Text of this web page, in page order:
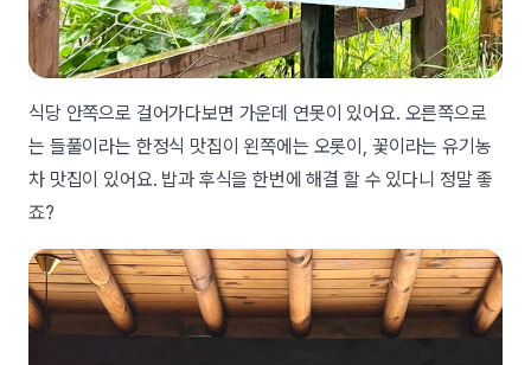
식당 안쪽으로 걸어가다보면 가운데 연못이 있어요. 오른쪽으로
는 들풀이라는 한정식 맛집이 왼쪽에는 오롯이, 꽃이라는 유기농
차 맛집이 있어요. 밥과 후식을 한번에 해결 할 수 있다니 정말 좋
죠?